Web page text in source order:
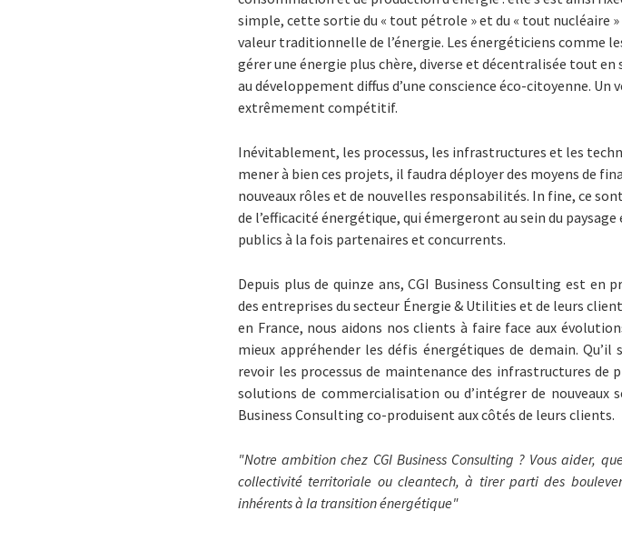
simple, cette sortie du « tout pétrole » et du « tout nucléaire
valeur traditionnelle de l’énergie. Les énergéticiens comme
gérer une énergie plus chère, diverse et décentralisée tout
au développement diffus d’une conscience éco-citoyenne.
extrêmement compétitif.
Inévitablement, les processus, les infrastructures et les
mener à bien ces projets, il faudra déployer des moyens de
nouveaux rôles et de nouvelles responsabilités. In fine, ce
de l’efficacité énergétique, qui émergeront au sein du
publics à la fois partenaires et concurrents.
Depuis plus de quinze ans, CGI Business Consulting est
des entreprises du secteur Énergie & Utilities et de leurs
en France, nous aidons nos clients à faire face aux
mieux appréhender les défis énergétiques de demain.
revoir les processus de maintenance des infrastructures de
solutions de commercialisation ou d’intégrer de nouveaux
Business Consulting co-produisent aux côtés de leurs clients.
"Notre ambition chez CGI Business Consulting ? Vous aider,
collectivité territoriale ou cleantech, à tirer parti des
inhérents à la transition énergétique"